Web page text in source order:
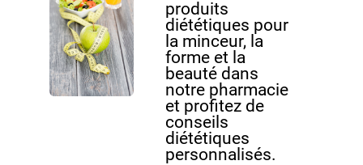
produits
diététiques pour
la minceur, la
forme et la
beauté dans
notre pharmacie
et profitez de
conseils
diététiques
personnalisés.